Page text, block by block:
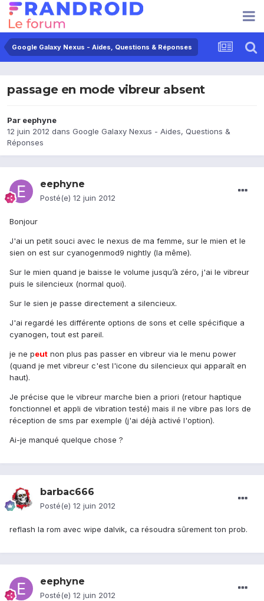
Google Galaxy Nexus - Aides, Questions & Réponses
passage en mode vibreur absent
Par eephyne
12 juin 2012 dans Google Galaxy Nexus - Aides, Questions &
Réponses
eephyne
Posté(e) 12 juin 2012
Bonjour
J'ai un petit souci avec le nexus de ma femme, sur le mien et le
sien on est sur cyanogenmod9 nightly (la même).
Sur le mien quand je baisse le volume jusqu’à zéro, j'ai le vibreur
puis le silencieux (normal quoi).
Sur le sien je passe directement a silencieux.
J'ai regardé les différente options de sons et celle spécifique a
cyanogen, tout est pareil.
je ne peut non plus pas passer en vibreur via le menu power
(quand je met vibreur c'est l'icone du silencieux qui apparaît en
haut).
Je précise que le vibreur marche bien a priori (retour haptique
fonctionnel et appli de vibration testé) mais il ne vibre pas lors de
réception de sms par exemple (j'ai déjà activé l'option).
Ai-je manqué quelque chose ?
barbac666
Posté(e) 12 juin 2012
reflash la rom avec wipe dalvik, ca résoudra sûrement ton prob.
eephyne
Posté(e) 12 juin 2012